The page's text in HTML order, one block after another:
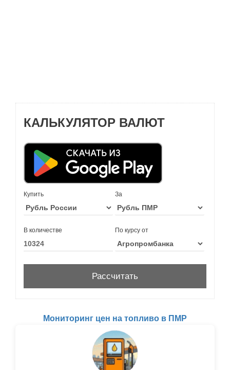
КАЛЬКУЛЯТОР ВАЛЮТ
Купить За
В количестве По курсу от
Мониторинг цен на топливо в ПМР